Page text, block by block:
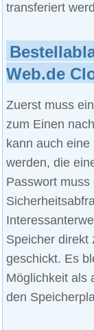
transferiert
Web.de
Zuerst muss
zum Einen
kann auch
werden, die
Passwort
Speicher direkt
geschickt. Es
Möglichkeit als
den